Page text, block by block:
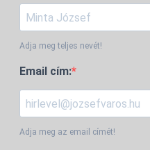
Adja meg teljes nevét!
Email cím:
Adja meg az email címét!